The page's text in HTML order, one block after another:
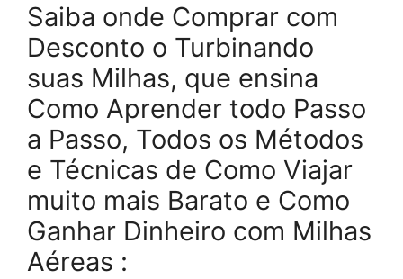
Saiba onde Comprar com
Desconto o Turbinando
suas Milhas, que ensina
Como Aprender todo Passo
a Passo, Todos os Métodos
e Técnicas de Como Viajar
muito mais Barato e Como
Ganhar Dinheiro com Milhas
Aéreas :